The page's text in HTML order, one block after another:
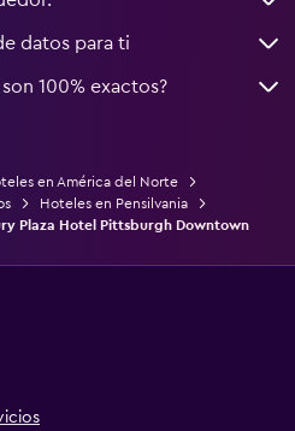
datos para ti
100% exactos?
en América del Norte
Hoteles en Pensilvania
Plaza Hotel Pittsburgh Downtown